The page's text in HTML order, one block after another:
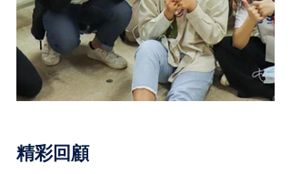
精彩回顧